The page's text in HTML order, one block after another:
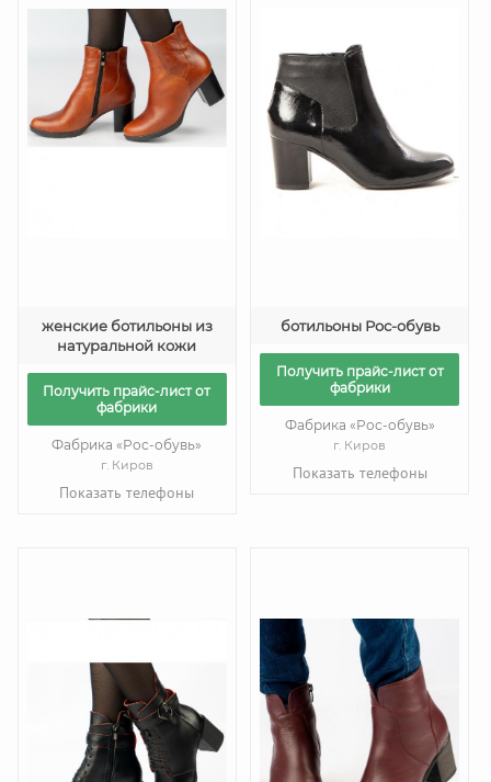
женские ботильоны из
натуральной кожи
Получить прайс-лист от
фабрики
Фабрика «Рос-обувь»
г. Киров
Показать телефоны
ботильоны Рос-обувь
Получить прайс-лист от
фабрики
Фабрика «Рос-обувь»
г. Киров
Показать телефоны